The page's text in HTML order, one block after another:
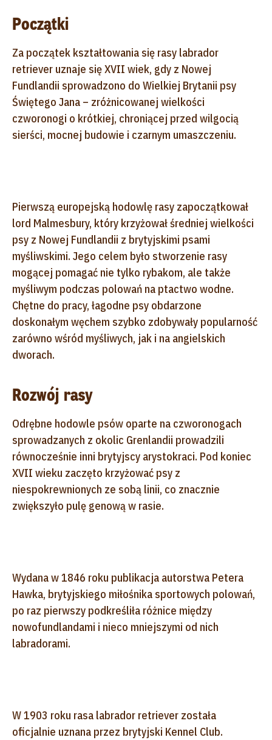
Początki
Za początek kształtowania się rasy labrador
retriever uznaje się XVII wiek, gdy z Nowej
Fundlandii sprowadzono do Wielkiej Brytanii psy
Świętego Jana – zróżnicowanej wielkości
czworonogi o krótkiej, chroniącej przed wilgocią
sierści, mocnej budowie i czarnym umaszczeniu.
Pierwszą europejską hodowlę rasy zapoczątkował
lord Malmesbury, który krzyżował średniej wielkości
psy z Nowej Fundlandii z brytyjskimi psami
myśliwskimi. Jego celem było stworzenie rasy
mogącej pomagać nie tylko rybakom, ale także
myśliwym podczas polowań na ptactwo wodne.
Chętne do pracy, łagodne psy obdarzone
doskonałym węchem szybko zdobywały popularność
zarówno wśród myśliwych, jak i na angielskich
dworach.
Rozwój rasy
Odrębne hodowle psów oparte na czworonogach
sprowadzanych z okolic Grenlandii prowadzili
równocześnie inni brytyjscy arystokraci. Pod koniec
XVII wieku zaczęto krzyżować psy z
niespokrewnionych ze sobą linii, co znacznie
zwiększyło pulę genową w rasie.
Wydana w 1846 roku publikacja autorstwa Petera
Hawka, brytyjskiego miłośnika sportowych polowań,
po raz pierwszy podkreśliła różnice między
nowofundlandami i nieco mniejszymi od nich
labradorami.
W 1903 roku rasa labrador retriever została
oficjalnie uznana przez brytyjski Kennel Club.